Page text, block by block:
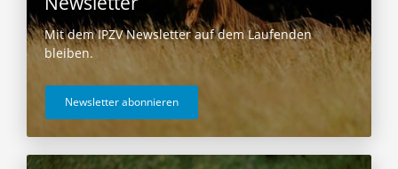
Mit dem IPZV Newsletter auf dem Laufenden
bleiben.
Newsletter abonnieren